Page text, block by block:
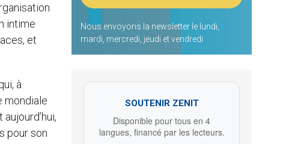
intime
et
à
mondiale
pour son
Nous envoyons la newsletter le lundi,
mardi, mercredi, jeudi et vendredi
SOUTENIR ZENIT
Disponible pour tous en 4
langues, financé par les lecteurs.